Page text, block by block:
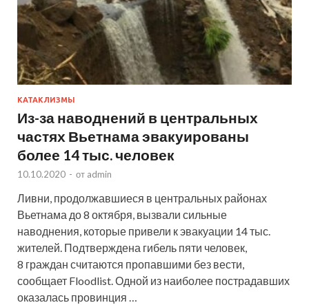
КАТАКЛИЗМЫ
Из-за наводнений в центральных
частях Вьетнама эвакуированы
более 14 тыс. человек
10.10.2020 - от admin
Ливни, продолжавшиеся в центральных районах
Вьетнама до 8 октября, вызвали сильные
наводнения, которые привели к эвакуации 14 тыс.
жителей. Подтверждена гибель пяти человек,
8 граждан считаются пропавшими без вести,
сообщает Floodlist. Одной из наиболее пострадавших
оказалась провинция …